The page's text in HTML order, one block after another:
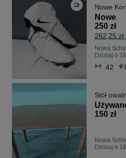
Nowe
Nowe
250 zł
262,25
Nowa
Dzisiaj o
42
Stół
150 zł
Nowa
Dzisiaj o